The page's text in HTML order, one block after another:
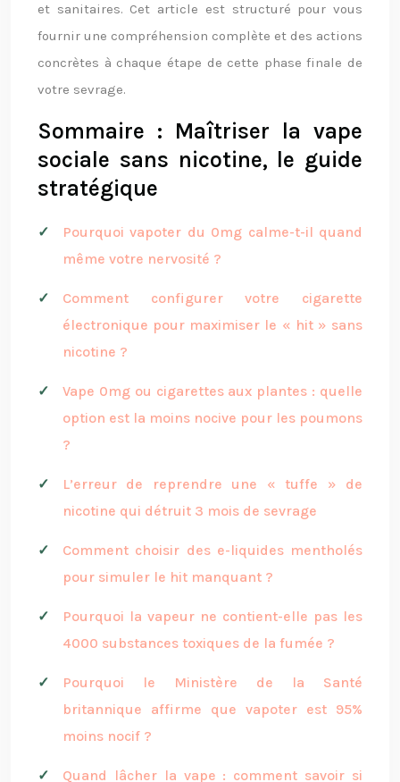
et sanitaires. Cet article est structuré pour vous
fournir une compréhension complète et des actions
concrètes à chaque étape de cette phase finale de
votre sevrage.
Sommaire : Maîtriser la vape
sociale sans nicotine, le guide
stratégique
Pourquoi vapoter du 0mg calme-t-il quand
même votre nervosité ?
Comment configurer votre cigarette
électronique pour maximiser le « hit » sans
nicotine ?
Vape 0mg ou cigarettes aux plantes : quelle
option est la moins nocive pour les poumons
?
L’erreur de reprendre une « tuffe » de
nicotine qui détruit 3 mois de sevrage
Comment choisir des e-liquides mentholés
pour simuler le hit manquant ?
Pourquoi la vapeur ne contient-elle pas les
4000 substances toxiques de la fumée ?
Pourquoi le Ministère de la Santé
britannique affirme que vapoter est 95%
moins nocif ?
Quand lâcher la vape : comment savoir si